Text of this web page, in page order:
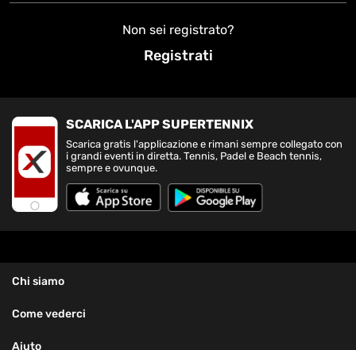
Non sei registrato?
Registrati
SCARICA L'APP SUPERTENNIX
Scarica gratis l'applicazione e rimani sempre collegato con
i grandi eventi in diretta. Tennis, Padel e Beach tennis,
sempre e ovunque.
Chi siamo
Come vederci
Aiuto